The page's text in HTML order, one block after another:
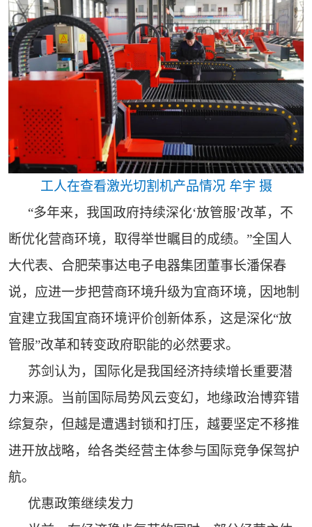
工人在查看激光切割机产品情况 牟宇 摄
“多年来，我国政府持续深化‘放管服’改革，不
断优化营商环境，取得举世瞩目的成绩。”全国人
大代表、合肥荣事达电子电器集团董事长潘保春
说，应进一步把营商环境升级为宜商环境，因地制
宜建立我国宜商环境评价创新体系，这是深化“放
管服”改革和转变政府职能的必然要求。
苏剑认为，国际化是我国经济持续增长重要潜
力来源。当前国际局势风云变幻，地缘政治博弈错
综复杂，但越是遭遇封锁和打压，越要坚定不移推
进开放战略，给各类经营主体参与国际竞争保驾护
航。
优惠政策继续发力